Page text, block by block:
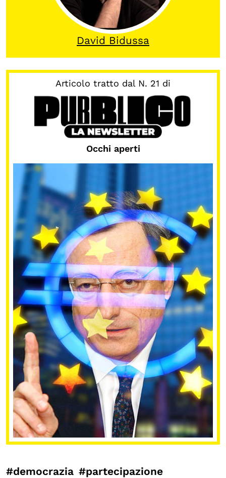
OLTRE LA SCUOLA
Attività per bambine e bambini
Programmi per le scuole
Under25
Classici del Pensiero Politico
Master e Executive Program
David Bidussa
Articolo tratto dal N. 21 di
Occhi aperti
#democrazia #partecipazione